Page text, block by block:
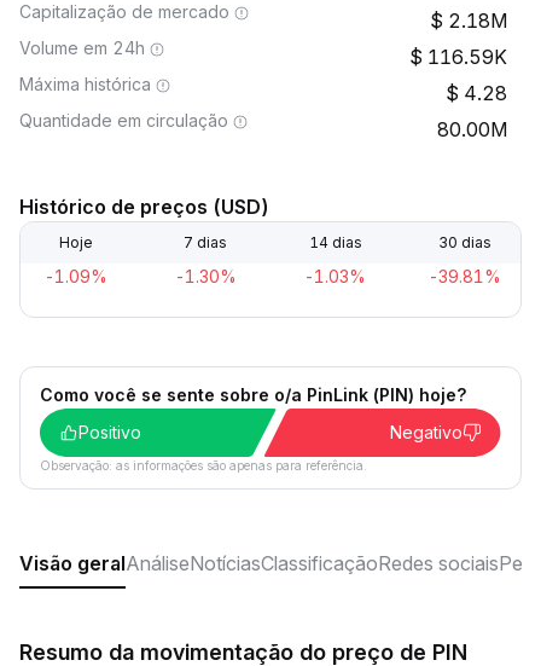
Capitalização de mercado 2.18M
Volume em 24h 116.59K
Máxima histórica 4.28
Quantidade em circulação 80.00M
Histórico de preços (USD)
Hoje 7 dias 14 dias 30 dias
-1.09% -1.30% -1.03% -39.81%
Como você se sente sobre o/a PinLink (PIN) hoje?
Positivo
Negativo
Observação: as informações são apenas para referência.
Visão geralAnáliseNotíciasClassificaçãoRedes sociais
Resumo da movimentação do preço de PIN